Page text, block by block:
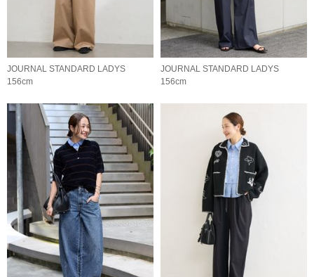
JOURNAL STANDARD LADYS
156cm
JOURNAL STANDARD LADYS
156cm